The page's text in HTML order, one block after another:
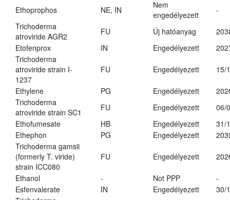
Ethoprophos
NE, IN
Nem
engedélyezett
-
Trichoderma
atroviride AGR2
FU Új hatóanyag
Etofenprox
IN Engedélyezett
Trichoderma
atroviride strain I-
1237
FU Engedélyezett 15/
Ethylene PG Engedélyezett
Trichoderma
atroviride strain SC1
FU Engedélyezett
06/
Ethofumesate
HB Engedélyezett
31/
Ethephon
PG Engedélyezett
Trichoderma gamsii
(formerly T. viride)
strain ICC080
FU Engedélyezett
Ethanol - Not PPP
-
Esfenvalerate
IN Engedélyezett
30/